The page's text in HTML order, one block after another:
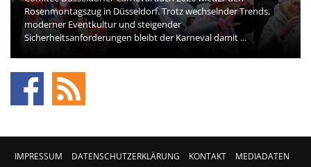
Rosenmontagszug in Düsseldorf. Trotz wechselnder Trends,
moderner Eventkultur und steigender
Sicherheitsanforderungen bleibt der Karneval damit ...
IMPRESSUM DATENSCHUTZERKLÄRUNG KONTAKT MEDIADATEN